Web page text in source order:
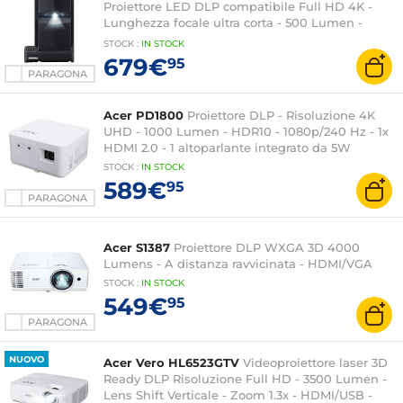
PARAGONA
Proiettore LED DLP compatibile Full HD 4K -
Lunghezza focale ultra corta - 500 Lumen -
Autofocus - HDMI/USB - Bluetooth - Altoparlante
da 3 Watt + modulo interattivo per controlli
touch
STOCK : IN STOCK
679€95
PARAGONA
Acer PD1800 Proiettore DLP - Risoluzione 4K
UHD - 1000 Lumen - HDR10 - 1080p/240 Hz - 1x
HDMI 2.0 - 1 altoparlante integrato da 5W
STOCK : IN STOCK
589€95
PARAGONA
Acer S1387 Proiettore DLP WXGA 3D 4000
Lumens - A distanza ravvicinata - HDMI/VGA
STOCK : IN STOCK
549€95
NUOVO Acer Vero HL6523GTV Videoproiettore laser 3D
Ready DLP Risoluzione Full HD - 3500 Lumen -
Lens Shift Verticale - Zoom 1.3x - HDMI/USB -